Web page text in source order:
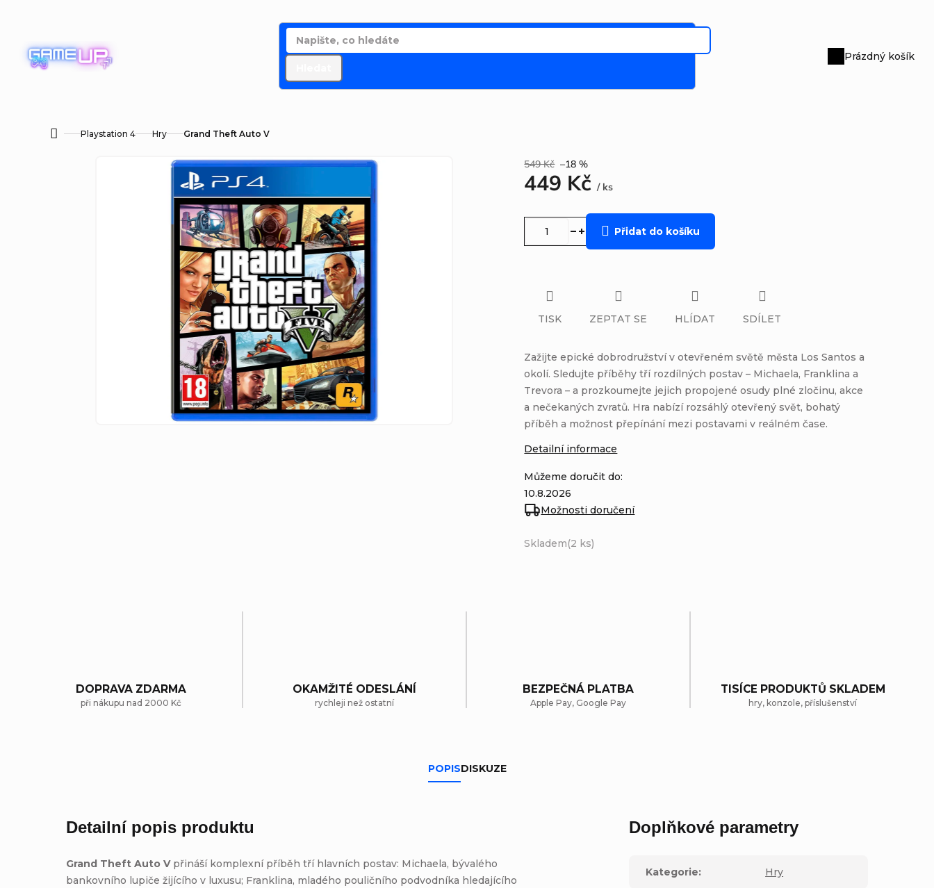
Nákupní
Prázdný košík
DomůPlaystation 4 Hry Grand Theft Auto V
549 Kč –18 %
449 Kč/ ks
Skladem(2 ks)
Můžeme doručit do:
10.8.2026
Možnosti doručení
Přidat do košíku
Zažijte epické dobrodružství v otevřeném světě města Los Santos a
okolí. Sledujte příběhy tří rozdílných postav – Michaela, Franklina a
Trevora – a prozkoumejte jejich propojené osudy plné zločinu, akce
a nečekaných zvratů. Hra nabízí rozsáhlý otevřený svět, bohatý
příběh a možnost přepínání mezi postavami v reálném čase.
Detailní informace
TISK ZEPTAT SE HLÍDAT SDÍLET
DOPRAVA ZDARMA
při nákupu nad 2000 Kč
OKAMŽITÉ ODESLÁNÍ
rychleji než ostatní
BEZPEČNÁ PLATBA
Apple Pay, Google Pay
TISÍCE PRODUKTŮ SKLADEM
hry, konzole, příslušenství
POPISDISKUZE
Detailní popis produktu
Grand Theft Auto Vpřináší komplexní příběh tří hlavních postav: Michaela, bývalého
bankovního lupiče žijícího v luxusu; Franklina, mladého pouličního podvodníka hledajícího
Doplňkové parametry
Kategorie: Hry